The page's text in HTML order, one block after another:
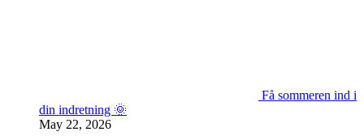
Få sommeren ind i
din indretning 🌞
May 22, 2026